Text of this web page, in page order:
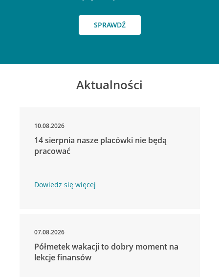
SPRAWDŹ
Aktualności
10.08.2026
14 sierpnia nasze placówki nie będą
pracować
Dowiedz się więcej
07.08.2026
Półmetek wakacji to dobry moment na
lekcje finansów